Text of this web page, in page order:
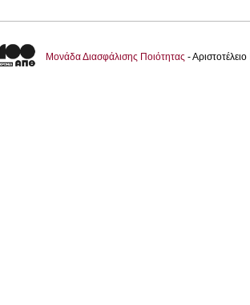
Μονάδα Διασφάλισης Ποιότητας -